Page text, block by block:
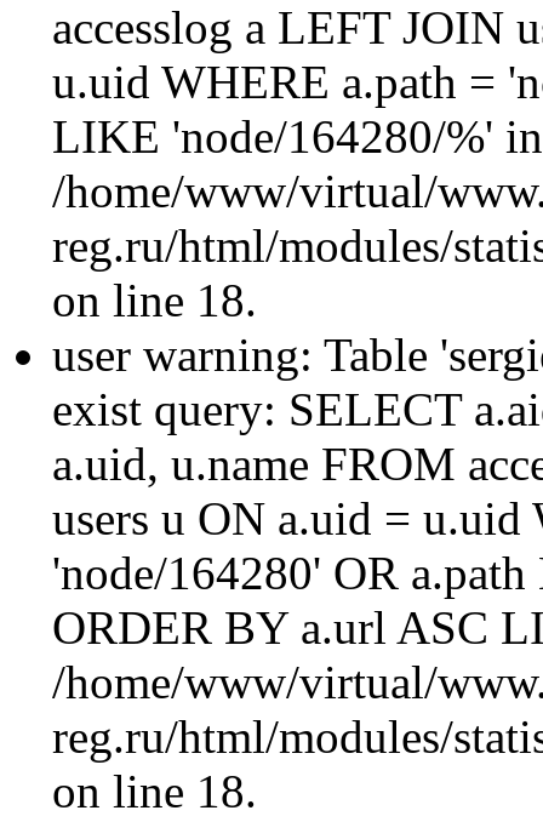
accesslog a LEFT JOIN
u.uid WHERE a.path =
LIKE 'node/164280/%' in
/home/www/virtual/
reg.ru/html/modules/
on line 18.
user warning: Table
exist query: SELECT
a.uid, u.name FROM
users u ON a.uid = u.uid
'node/164280' OR
ORDER BY a.url ASC
/home/www/virtual/
reg.ru/html/modules/
on line 18.